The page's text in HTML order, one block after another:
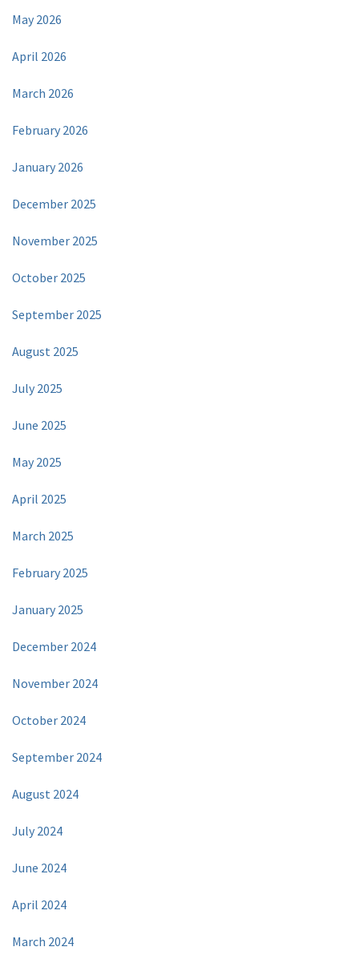
May 2026
April 2026
March 2026
February 2026
January 2026
December 2025
November 2025
October 2025
September 2025
August 2025
July 2025
June 2025
May 2025
April 2025
March 2025
February 2025
January 2025
December 2024
November 2024
October 2024
September 2024
August 2024
July 2024
June 2024
April 2024
March 2024